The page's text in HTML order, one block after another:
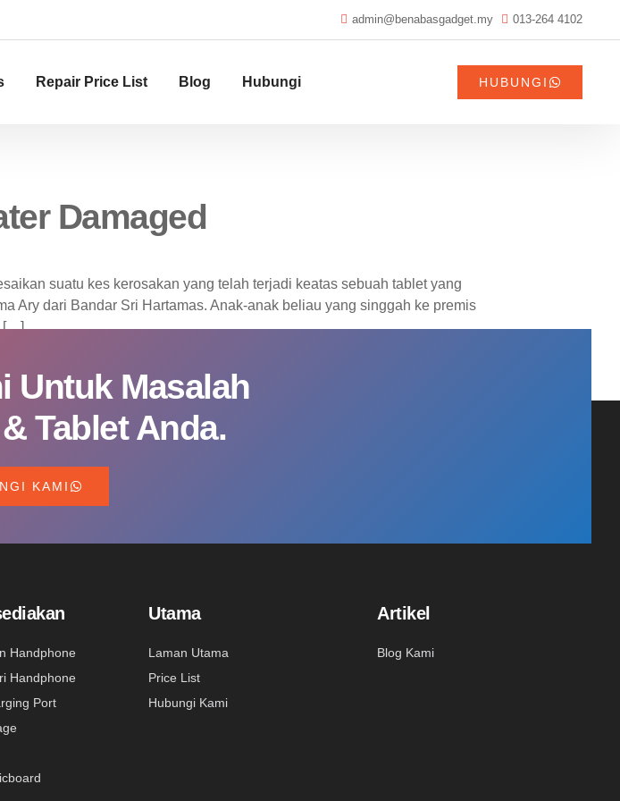
admin@benabasgadget.my 013-264 4102
Repair Price List Blog Hubungi HUBUNGI
Damaged
suatu kes kerosakan yang telah terjadi keatas sebuah tablet yang
Ary dari Bandar Sri Hartamas. Anak-anak beliau yang singgah ke premis
[…]
Untuk Masalah
Tablet Anda.
KAMI
Handphone
Handphone
Port
Utama
Laman Utama
Price List
Hubungi Kami
Artikel
Blog Kami